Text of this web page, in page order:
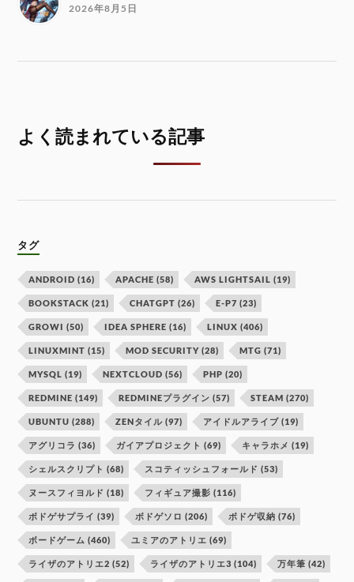
2026年8月5日
よく読まれている記事
タグ
ANDROID (16) APACHE (58) AWS LIGHTSAIL (19)
BOOKSTACK (21) CHATGPT (26) E-P7 (23)
GROWI (50) IDEA SPHERE (16) LINUX (406)
LINUXMINT (15) MOD SECURITY (28) MTG (71)
MYSQL (19) NEXTCLOUD (56) PHP (20)
REDMINE (149) REDMINEプラグイン (57) STEAM (270)
UBUNTU (288) ZENタイル (97) アイドルアライブ (19)
アグリコラ (36) ガイアプロジェクト (69) キャラホメ (19)
シェルスクリプト (68) スコティッシュフォールド (53)
ヌースフィヨルド (18) フィギュア撮影 (116)
ボドゲサプライ (39) ボドゲソロ (206) ボドゲ収納 (76)
ボードゲーム (460) ユミアのアトリエ (69)
ライザのアトリエ2 (52) ライザのアトリエ3 (104) 万年筆 (42)